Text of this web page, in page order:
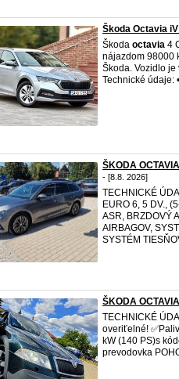
Škoda Octavia
Škoda octavia 4
nájazdom 98000
Škoda. Vozidlo
Technické údaje:
ŠKODA
- [8.8. 2026]
TECHNICKÉ
EURO 6, 5 DV.,
ASR, BRZDOVÝ
AIRBAGOV,
SYSTÉM
ŠKODA
TECHNICKÉ
overiťelné!
kW (140 PS)s
prevodovka